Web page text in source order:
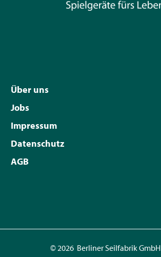
Über uns
Jobs
Impressum
Datenschutz
AGB
© 2026 Berliner Seilfabrik GmbH